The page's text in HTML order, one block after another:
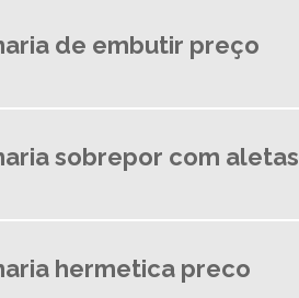
de embutir preço
sobrepor com aletas
hermetica preco